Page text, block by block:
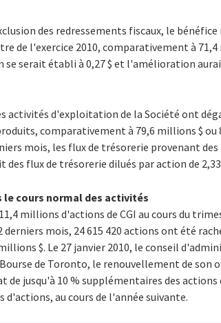
des redressements fiscaux, le
de l'exercice 2010, comparativement à
serait établi à 0,27 $ et l'amélioration
activités d'exploitation de la Société ont
comparativement à 79,6 millions $
mois, les flux de trésorerie provenant
flux de trésorerie dilués par action de 2,33
le cours normal des activités
millions d'actions de CGI au cours du
derniers mois, 24 615 420 actions ont été
$. Le 27 janvier 2010, le conseil
de Toronto, le renouvellement de son
jusqu'à 10 % supplémentaires des actions
au cours de l'année suivante.